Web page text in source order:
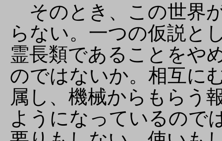
そのとき、この世界
らない。一つの仮説と
霊長類であることをや
のではないか。相互に
属し、機械からもらう
ようになっているので